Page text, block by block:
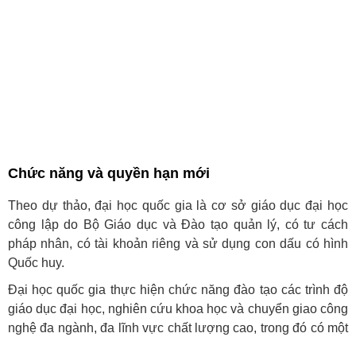
Chức năng và quyền hạn mới
Theo dự thảo, đại học quốc gia là cơ sở giáo dục đại học
công lập do Bộ Giáo dục và Đào tạo quản lý, có tư cách
pháp nhân, có tài khoản riêng và sử dụng con dấu có hình
Quốc huy.
Đại học quốc gia thực hiện chức năng đào tạo các trình độ
giáo dục đại học, nghiên cứu khoa học và chuyển giao công
nghệ đa ngành, đa lĩnh vực chất lượng cao, trong đó có một